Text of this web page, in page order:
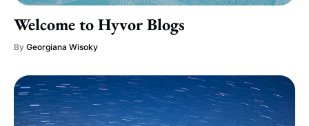
Welcome to Hyvor Blogs
By Georgiana Wisoky